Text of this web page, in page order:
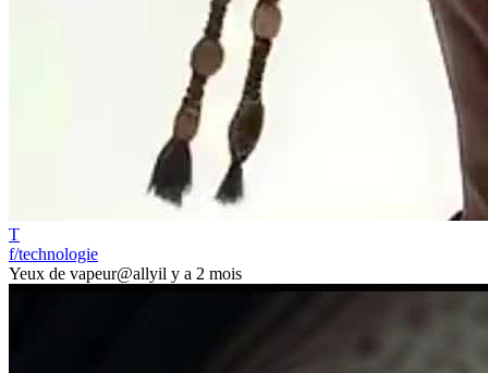
T
f/technologie
Yeux de vapeur@allyil y a 2 mois